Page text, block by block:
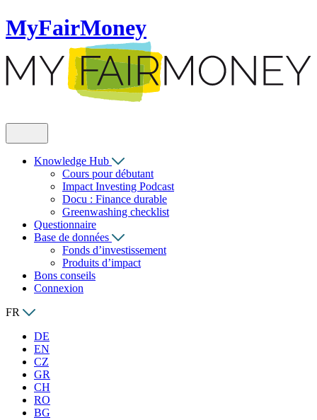
MyFairMoney
Knowledge Hub
Cours pour débutant
Impact Investing Podcast
Docu : Finance durable
Greenwashing checklist
Questionnaire
Base de données
Fonds d’investissement
Produits d’impact
Bons conseils
Connexion
FR
DE
EN
CZ
GR
CH
RO
BG